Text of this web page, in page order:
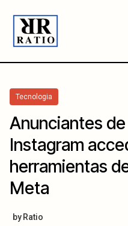
Tecnologia
Anunciantes
Instagram
herramientas
Meta
by Ratio